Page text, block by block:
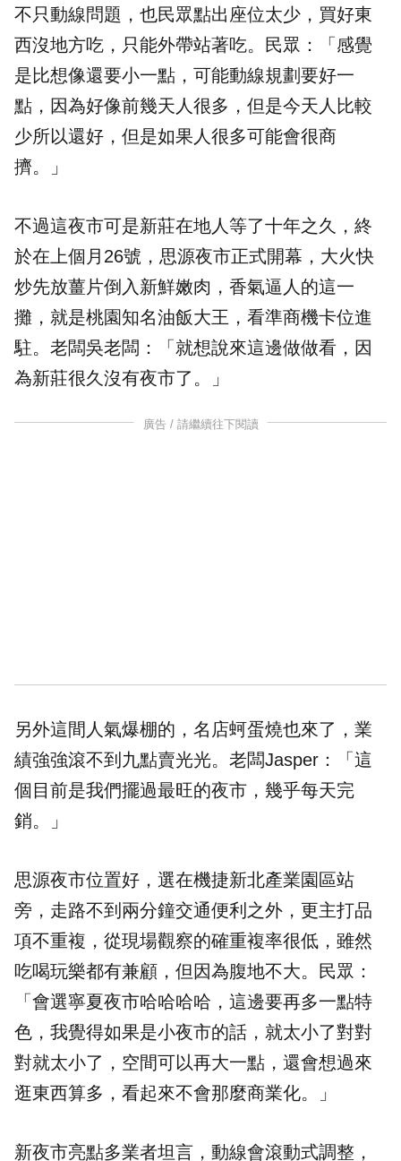
不只動線問題，也民眾點出座位太少，買好東
西沒地方吃，只能外帶站著吃。民眾：「感覺
是比想像還要小一點，可能動線規劃要好一
點，因為好像前幾天人很多，但是今天人比較
少所以還好，但是如果人很多可能會很商
擠。」
不過這夜市可是新莊在地人等了十年之久，終
於在上個月26號，思源夜市正式開幕，大火快
炒先放薑片倒入新鮮嫩肉，香氣逼人的這一
攤，就是桃園知名油飯大王，看準商機卡位進
駐。老闆吳老闆：「就想說來這邊做做看，因
為新莊很久沒有夜市了。」
廣告 / 請繼續往下閱讀
另外這間人氣爆棚的，名店蚵蛋燒也來了，業
績強強滾不到九點賣光光。老闆Jasper：「這
個目前是我們擺過最旺的夜市，幾乎每天完
銷。」
思源夜市位置好，選在機捷新北產業園區站
旁，走路不到兩分鐘交通便利之外，更主打品
項不重複，從現場觀察的確重複率很低，雖然
吃喝玩樂都有兼顧，但因為腹地不大。民眾：
「會選寧夏夜市哈哈哈哈，這邊要再多一點特
色，我覺得如果是小夜市的話，就太小了對對
對就太小了，空間可以再大一點，還會想過來
逛東西算多，看起來不會那麼商業化。」
新夜市亮點多業者坦言，動線會滾動式調整，